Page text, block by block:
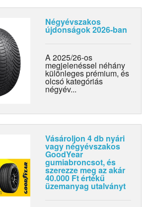
Négyévszakos
újdonságok 2026-ban
A 2025/26-os
megjelenéssel néhány
különleges prémium, és
olcsó kategóriás
négyév...
Vásároljon 4 db nyári
vagy négyévszakos
GoodYear
gumiabroncsot, és
szerezze meg az akár
40.000 Ft értékű
üzemanyag utalványt